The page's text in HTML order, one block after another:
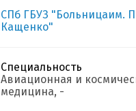
СПб ГБУЗ "Больницаим.
Кащенко"
Специальность
Авиационная и
медицина, -